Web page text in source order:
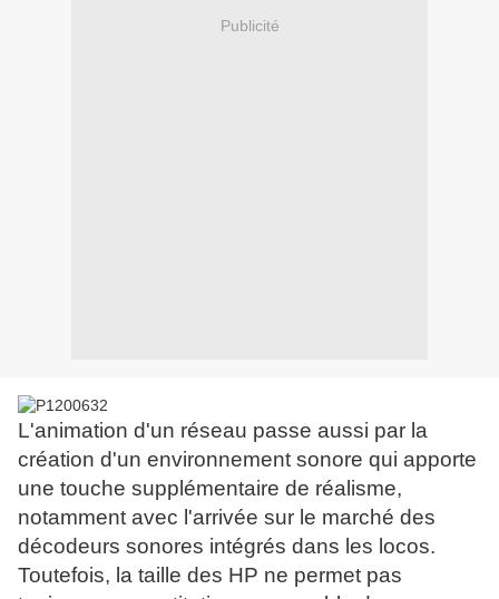
Publicité
L'animation d'un réseau passe aussi par la
création d'un environnement sonore qui apporte
une touche supplémentaire de réalisme,
notamment avec l'arrivée sur le marché des
décodeurs sonores intégrés dans les locos.
Toutefois, la taille des HP ne permet pas